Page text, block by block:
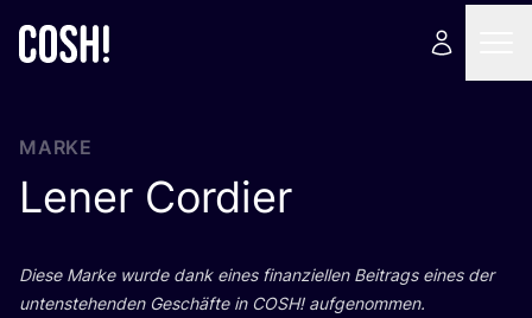
MARKE
Lener Cordier
Die­se Mar­ke wur­de dank eines finan­zi­el­len Bei­trags eines der
unten­ste­hen­den Geschäf­te in COSH! aufgenommen.